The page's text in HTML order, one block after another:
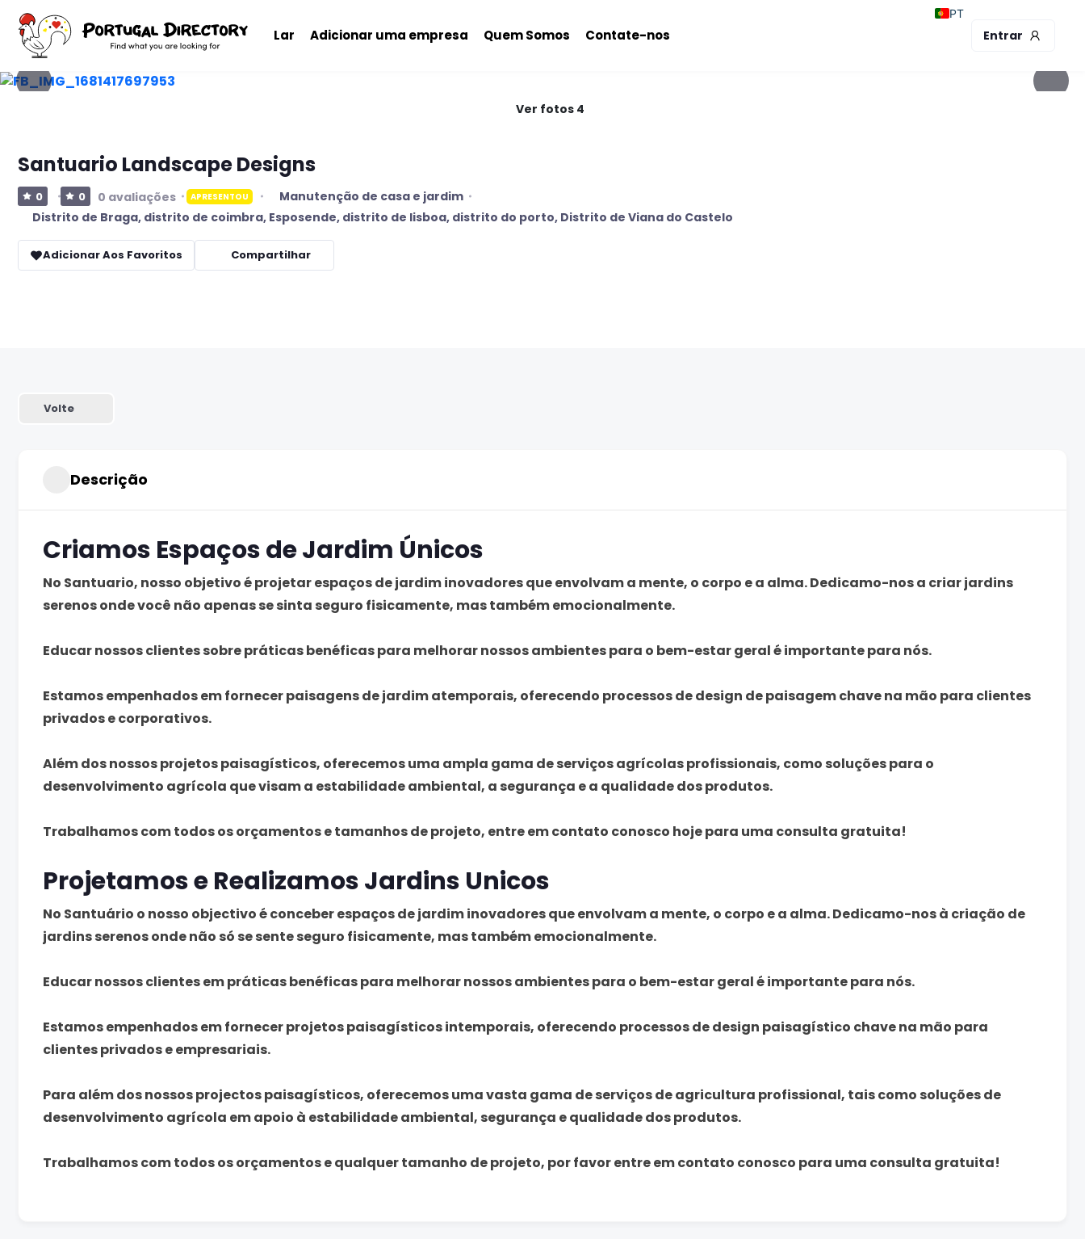
Lar Adicionar uma empresa Quem Somos Contate-nos Entrar
Ver fotos 4
Santuario Landscape Designs
0 0 0 avaliações APRESENTOU
Manutenção de casa e jardim
Distrito de Braga, distrito de coimbra, Esposende, distrito de lisboa, distrito do porto, Distrito de Viana do Castelo
Adicionar Aos Favoritos Compartilhar
Volte
Descrição
Criamos Espaços de Jardim Únicos
No Santuario, nosso objetivo é projetar espaços de jardim inovadores que envolvam a mente, o corpo e a alma. Dedicamo-nos a criar jardins
serenos onde você não apenas se sinta seguro fisicamente, mas também emocionalmente.
Educar nossos clientes sobre práticas benéficas para melhorar nossos ambientes para o bem-estar geral é importante para nós.
Estamos empenhados em fornecer paisagens de jardim atemporais, oferecendo processos de design de paisagem chave na mão para clientes
privados e corporativos.
Além dos nossos projetos paisagísticos, oferecemos uma ampla gama de serviços agrícolas profissionais, como soluções para o
desenvolvimento agrícola que visam a estabilidade ambiental, a segurança e a qualidade dos produtos.
Trabalhamos com todos os orçamentos e tamanhos de projeto, entre em contato conosco hoje para uma consulta gratuita!
Projetamos e Realizamos Jardins Unicos
No Santuário o nosso objectivo é conceber espaços de jardim inovadores que envolvam a mente, o corpo e a alma. Dedicamo-nos à criação de
jardins serenos onde não só se sente seguro fisicamente, mas também emocionalmente.
Educar nossos clientes em práticas benéficas para melhorar nossos ambientes para o bem-estar geral é importante para nós.
Estamos empenhados em fornecer projetos paisagísticos intemporais, oferecendo processos de design paisagístico chave na mão para
clientes privados e empresariais.
Para além dos nossos projectos paisagísticos, oferecemos uma vasta gama de serviços de agricultura profissional, tais como soluções de
desenvolvimento agrícola em apoio à estabilidade ambiental, segurança e qualidade dos produtos.
Trabalhamos com todos os orçamentos e qualquer tamanho de projeto, por favor entre em contato conosco para uma consulta gratuita!
PT